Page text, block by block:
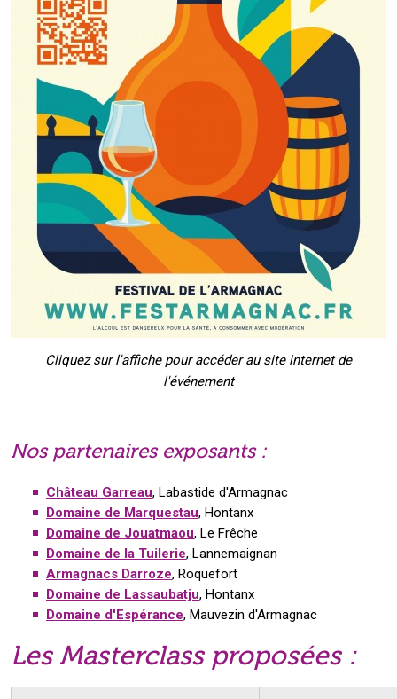
Cliquez sur l'affiche pour accéder au site internet de
l'événement
Nos partenaires exposants :
Château Garreau, Labastide d'Armagnac
Domaine de Marquestau, Hontanx
Domaine de Jouatmaou, Le Frêche
Domaine de la Tuilerie, Lannemaignan
Armagnacs Darroze, Roquefort
Domaine de Lassaubatju, Hontanx
Domaine d'Espérance, Mauvezin d'Armagnac
Les Masterclass proposées :